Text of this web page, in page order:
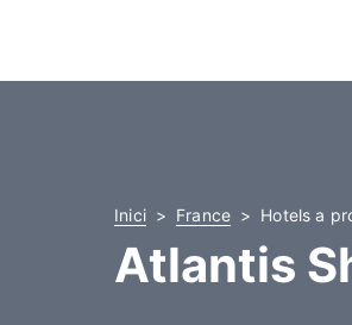
Inici France Hotels a
Atlantis